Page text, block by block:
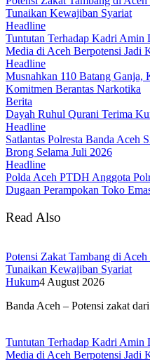
Tunaikan Kewajiban Syariat
Headline
Tuntutan Terhadap Kadri
Media di Aceh Berpotensi Jadi
Headline
Musnahkan 110 Batang Ganja,
Komitmen Berantas Narkotika
Berita
Dayah Ruhul Qurani Terima
Headline
Satlantas Polresta Banda Aceh
Brong Selama Juli 2026
Headline
Polda Aceh PTDH Anggota
Dugaan Perampokan Toko
Read Also
Potensi Zakat Tambang di
Tunaikan Kewajiban Syariat
Hukum4 August 2026
Banda Aceh – Potensi zakat
Tuntutan Terhadap Kadri
Media di Aceh Berpotensi Jadi